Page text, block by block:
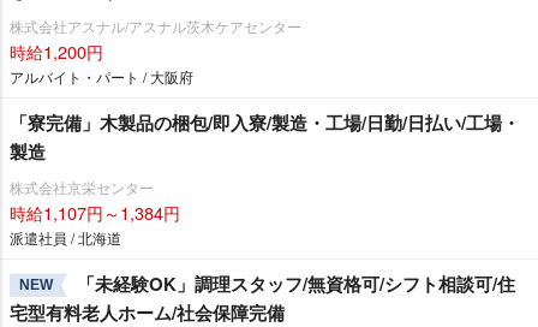
株式会社アスナル/アスナル茨木ケアセンター
時給1,200円
アルバイト・パート / 大阪府
「寮完備」木製品の梱包/即入寮/製造・工場/日勤/日払い/工場・
製造
株式会社京栄センター
時給1,107円～1,384円
派遣社員 / 北海道
NEW
「未経験OK」調理スタッフ/無資格可/シフト相談可/住
宅型有料老人ホーム/社会保障完備